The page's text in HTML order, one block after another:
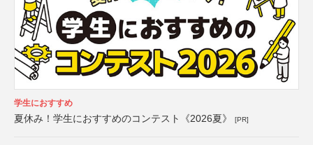
学生におすすめ
夏休み！学生におすすめのコンテスト《2026夏》 [PR]